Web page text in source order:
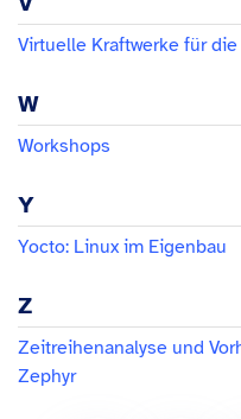
Virtuelle Kraftwerke für
W
Workshops
Y
Yocto: Linux im Eigenbau
Z
Zeitreihenanalyse und
Zephyr